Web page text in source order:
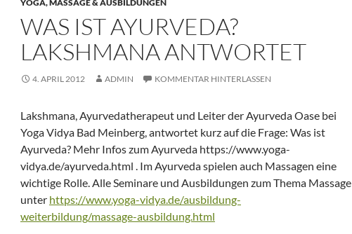
YOGA, MASSAGE & AUSBILDUNGEN
WAS IST AYURVEDA?
LAKSHMANA ANTWORTET
4. APRIL 2012 ADMIN KOMMENTAR HINTERLASSEN
Lakshmana, Ayurvedatherapeut und Leiter der Ayurveda Oase bei
Yoga Vidya Bad Meinberg, antwortet kurz auf die Frage: Was ist
Ayurveda? Mehr Infos zum Ayurveda https://www.yoga-
vidya.de/ayurveda.html . Im Ayurveda spielen auch Massagen eine
wichtige Rolle. Alle Seminare und Ausbildungen zum Thema Massage
unter https://www.yoga-vidya.de/ausbildung-
weiterbildung/massage-ausbildung.html